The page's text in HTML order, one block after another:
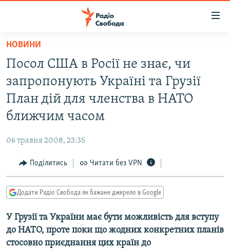
Перейти
основного
матеріалу
Перейти
до
основної
Перейти
пошуку
СТАТТІ
СУСПІЛЬСТВО
КУЛЬТУРА
СПОРТ
СВІТ
ВІЙНА
ДОНБАС.РЕАЛІЇ
КРИМ.РЕАЛІЇ
ТИ ЯК?
ПРИАЗОВ’Я
КИТАЙ.ВИКЛИКИ
НОВИНИ
Посол США в Росії не знає, чи
запропонують Україні та Грузії
План дій для членства в НАТО
ближчим часом
06 травня 2008, 23:35
Поділитись Читати без VPN
Додати Радіо Свобода як бажане джерело в Google
У Грузії та України має бути можливість для вступу
до НАТО, проте поки що жодних конкретних планів
стосовно приєднання цих країн до